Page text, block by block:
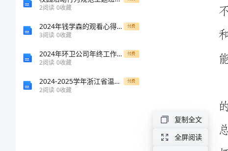
2阅读 0收藏
2024年钱学森的观看心得体会与钱学森观看大全（篇） 付费
3阅读 0收藏
2024年环卫公司年终工作总结 付费
2阅读 0收藏
2024-2025学年浙江省温州市九年级中考一模化学达标检测模拟试题含解析 付费
2阅读 0收藏
复制全文
全屏阅读